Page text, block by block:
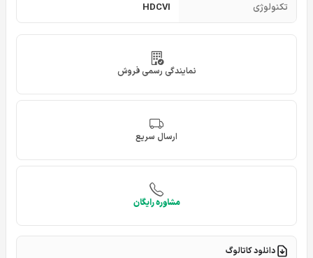
تکنولوژی HDCVI
نمایندگی رسمی فروش
ارسال سریع
مشاوره رایگان
دانلود کاتالوگ